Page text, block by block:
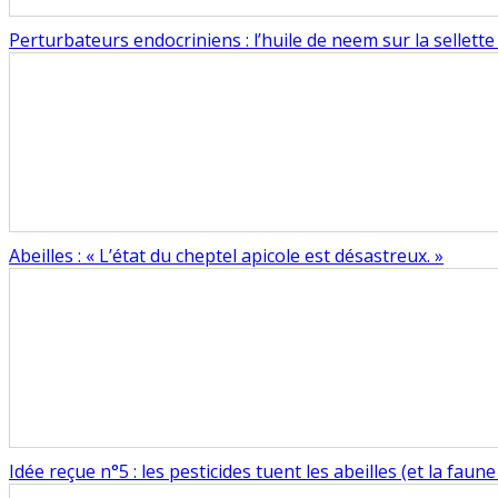
Perturbateurs endocriniens : l’huile de neem sur la sellette
Abeilles : « L’état du cheptel apicole est désastreux. »
Idée reçue n°5 : les pesticides tuent les abeilles (et la